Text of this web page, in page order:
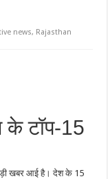
news, Rajasthan
के टॉप-15
खबर आई है। देश के 15